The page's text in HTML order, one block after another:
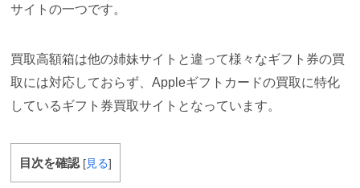
サイトの一つです。
買取高額箱は他の姉妹サイトと違って様々なギフト券の買
取には対応しておらず、Appleギフトカードの買取に特化
しているギフト券買取サイトとなっています。
目次を確認 [ 見る]